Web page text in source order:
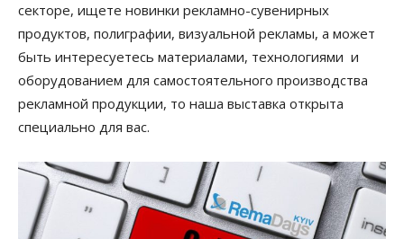
секторе, ищете новинки рекламно-сувенирных
продуктов, полиграфии, визуальной рекламы, а может
быть интересуетесь материалами, технологиями и
оборудованием для самостоятельного производства
рекламной продукции, то наша выставка открыта
специально для вас.